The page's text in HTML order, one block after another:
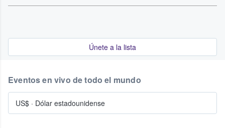
Únete a la lista
Eventos en vivo de todo el mundo
US$ · Dólar estadounidense